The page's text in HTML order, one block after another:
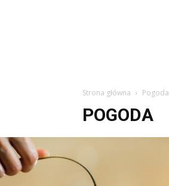
Strona główna Pogoda
POGODA